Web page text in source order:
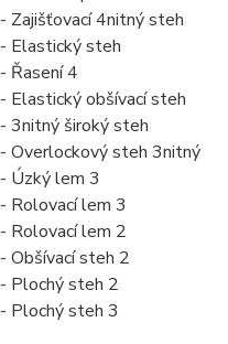
- Zajišťovací 4nitný steh
- Elastický steh
- Řasení 4
- Elastický obšívací steh
- 3nitný široký steh
- Overlockový steh 3nitný
- Úzký lem 3
- Rolovací lem 3
- Rolovací lem 2
- Obšívací steh 2
- Plochý steh 2
- Plochý steh 3